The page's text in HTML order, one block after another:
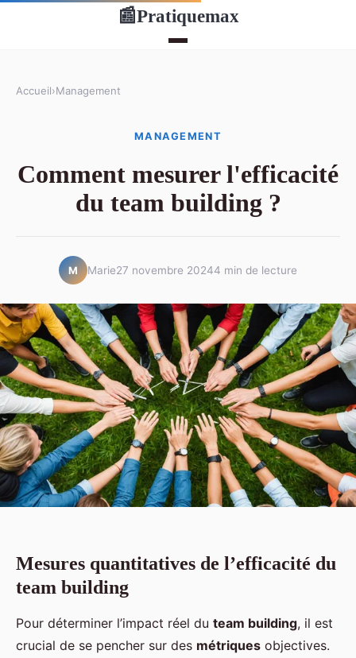
📰Pratiquemax
Accueil›Management
MANAGEMENT
Comment mesurer l'efficacité
du team building ?
M Marie27 novembre 20244 min de lecture
Mesures quantitatives de l’efficacité du
team building
Pour déterminer l’impact réel du team building, il est
crucial de se pencher sur des métriques objectives.